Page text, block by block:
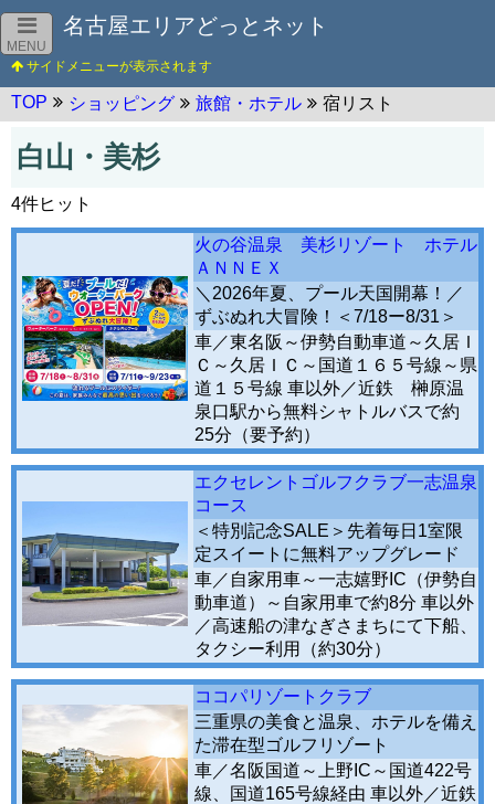
MENU
名古屋エリアどっとネット
TOP ショッピング 旅館・ホテル 宿リスト
白山・美杉
4件ヒット
火の谷温泉 美杉リゾート ホテル
ＡＮＮＥＸ
＼2026年夏、プール天国開幕！／
ずぶぬれ大冒険！＜7/18ー8/31＞
車／東名阪～伊勢自動車道～久居Ｉ
Ｃ～久居ＩＣ～国道１６５号線～県
道１５号線 車以外／近鉄 榊原温
泉口駅から無料シャトルバスで約
25分（要予約）
エクセレントゴルフクラブ一志温泉
コース
＜特別記念SALE＞先着毎日1室限
定スイートに無料アップグレード
車／自家用車～一志嬉野IC（伊勢自
動車道）～自家用車で約8分 車以外
／高速船の津なぎさまちにて下船、
タクシー利用（約30分）
ココパリゾートクラブ
三重県の美食と温泉、ホテルを備え
た滞在型ゴルフリゾート
車／名阪国道～上野IC～国道422号
線、国道165号線経由 車以外／近鉄